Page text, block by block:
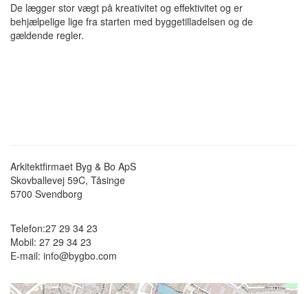
De lægger stor vægt på kreativitet og effektivitet og er
behjælpelige lige fra starten med byggetilladelsen og de
gældende regler.
Arkitektfirmaet Byg & Bo ApS
Skovballevej 59C, Tåsinge
5700 Svendborg
Telefon:27 29 34 23
Mobil: 27 29 34 23
E-mail: info@bygbo.com